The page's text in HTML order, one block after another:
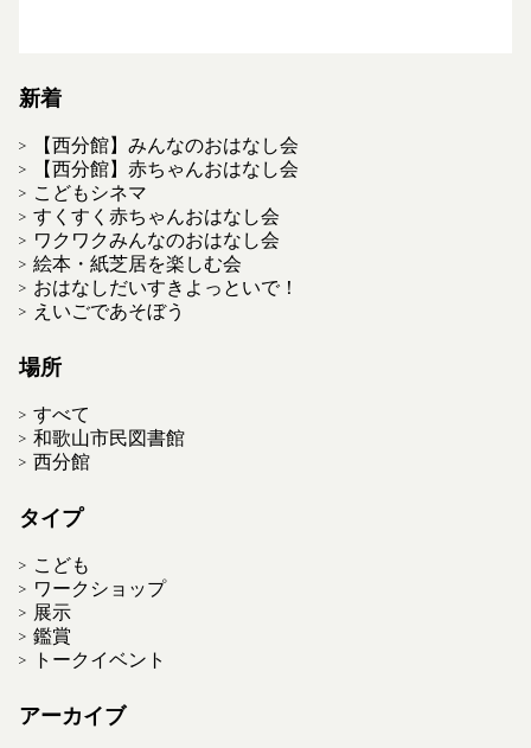
新着
【西分館】みんなのおはなし会
【西分館】赤ちゃんおはなし会
こどもシネマ
すくすく赤ちゃんおはなし会
ワクワクみんなのおはなし会
絵本・紙芝居を楽しむ会
おはなしだいすきよっといで！
えいごであそぼう
場所
すべて
和歌山市民図書館
西分館
タイプ
こども
ワークショップ
展示
鑑賞
トークイベント
アーカイブ